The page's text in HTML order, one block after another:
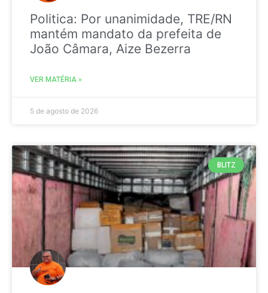
Politica: Por unanimidade, TRE/RN
mantém mandato da prefeita de
João Câmara, Aize Bezerra
VER MATÉRIA »
5 de agosto de 2026
BLITZ